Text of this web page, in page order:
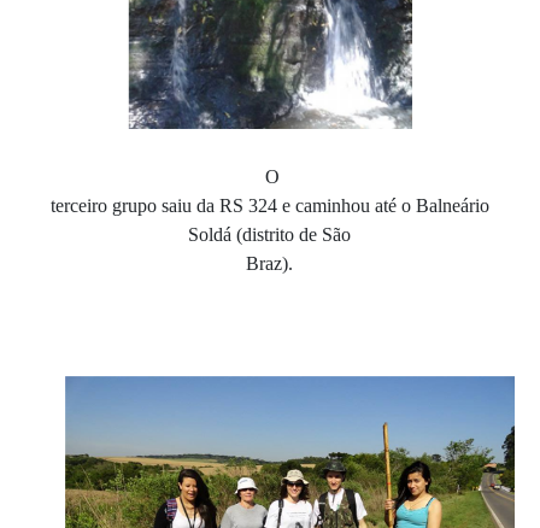
O
terceiro grupo saiu da RS 324 e caminhou até o Balneário
Soldá (distrito de São
Braz).